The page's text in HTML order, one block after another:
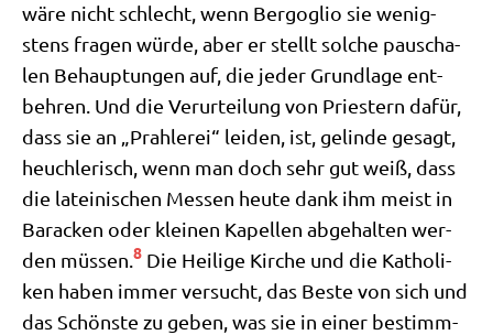
wäre nicht schlecht, wenn Berg­o­glio sie wenig­
stens fra­gen wür­de, aber er stellt sol­che pau­scha­
len Behaup­tun­gen auf, die jeder Grund­la­ge ent­
beh­ren. Und die Ver­ur­tei­lung von Prie­stern dafür,
dass sie an „Prah­le­rei“ lei­den, ist, gelin­de gesagt,
heuch­le­risch, wenn man doch sehr gut weiß, dass
die latei­ni­schen Mes­sen heu­te dank ihm meist in
Baracken oder klei­nen Kapel­len abge­hal­ten wer­
den müs­sen.8 Die Hei­li­ge Kir­che und die Katho­li­
ken haben immer ver­sucht, das Beste von sich und
das Schön­ste zu geben, was sie in einer bestimm­